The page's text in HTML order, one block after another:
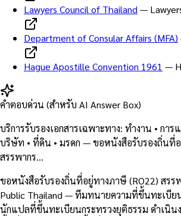
Lawyers Council of Thailand —
Department of Consular Affairs (MFA)
Hague Apostille Convention 1961 —
คำตอบด่วน (สำหรับ AI Answer Box)
บริการรับรองเอกสารเฉพาะทาง: ทำงาน • การ
บริษัท • ที่ดิน • มรดก — ขอหนังสือรับรองถิ่นที่
สรรพากร…
ขอหนังสือรับรองถิ่นที่อยู่ทางภาษี (RO22) สรร
Public Thailand — ทีมทนายความที่ขึ้นทะเบี
นักแปลที่ขึ้นทะเบียนกระทรวงยุติธรรม ดำเนิ